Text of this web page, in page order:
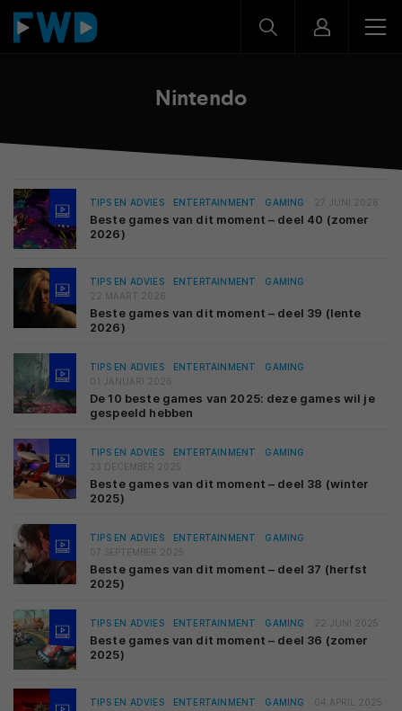
Nintendo
TIPS EN ADVIES ENTERTAINMENT GAMING 27 JUNI 2026
Beste games van dit moment – deel 40 (zomer
2026)
TIPS EN ADVIES ENTERTAINMENT
GAMING
22 MAART 2026
Beste games van dit moment – deel 39 (lente
2026)
TIPS EN ADVIES ENTERTAINMENT
GAMING
01 JANUARI 2026
De 10 beste games van 2025: deze games wil je
gespeeld hebben
TIPS EN ADVIES ENTERTAINMENT
GAMING
23 DECEMBER 2025
Beste games van dit moment – deel 38 (winter
2025)
TIPS EN ADVIES ENTERTAINMENT
GAMING
07 SEPTEMBER 2025
Beste games van dit moment – deel 37 (herfst
2025)
TIPS EN ADVIES ENTERTAINMENT GAMING 22 JUNI 2025
Beste games van dit moment – deel 36 (zomer
2025)
TIPS EN ADVIES ENTERTAINMENT GAMING 04 APRIL 2025